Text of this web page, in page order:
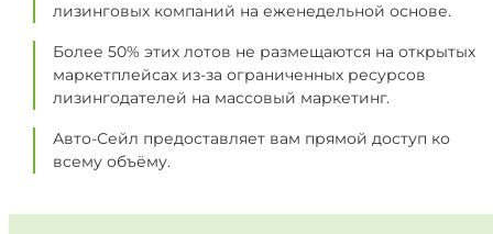
лизинговых компаний на еженедельной основе.
Более 50% этих лотов не размещаются на открытых
маркетплейсах из-за ограниченных ресурсов
лизингодателей на массовый маркетинг.
Авто-Сейл предоставляет вам прямой доступ ко
всему объёму.